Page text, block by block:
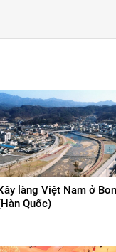
làng Việt Nam ở
Quốc)